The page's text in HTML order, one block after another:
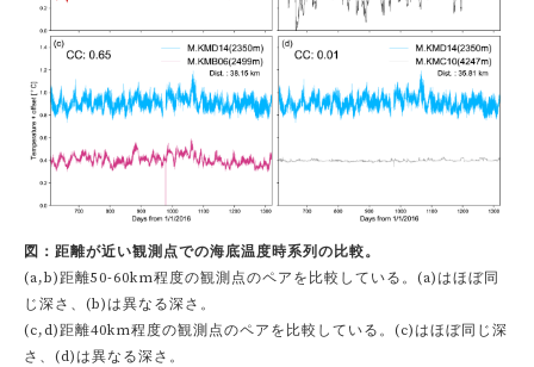
図：距離が近い観測点での海底温度時系列の比較。
(a,b)距離50-60km程度の観測点のペアを比較している。(a)はほぼ同
じ深さ、(b)は異なる深さ。
(c,d)距離40km程度の観測点のペアを比較している。(c)はほぼ同じ深
さ、(d)は異なる深さ。